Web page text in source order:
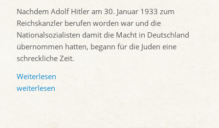
Nachdem Adolf Hitler am 30. Januar 1933 zum
Reichskanzler berufen worden war und die
Nationalsozialisten damit die Macht in Deutschland
übernommen hatten, begann für die Juden eine
schreckliche Zeit.
Weiterlesen
weiterlesen